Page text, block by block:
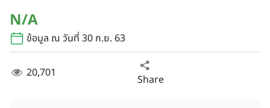
N/A
ข้อมูล ณ วันที่ 30 ก.ย. 63
20,701 Share